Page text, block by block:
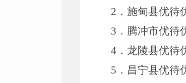
2 ． 施甸县优待
3 ． 腾冲市优待
4 ． 龙陵县优待
5 ． 昌宁县优待